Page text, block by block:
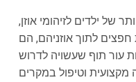
של ילדים לזיהומי אוזן,
חפצים לתוך אוזניהם, הם
עור תוף שעשויה לדרוש
מקצועית וטיפול במקרים